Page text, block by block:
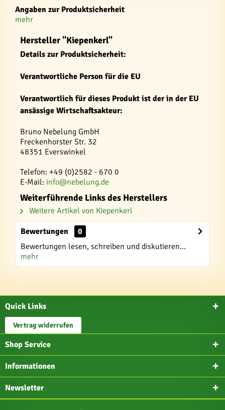
Angaben zur Produktsicherheit
mehr
Hersteller "Kiepenkerl"
Details zur Produktsicherheit:
Verantwortliche Person für die EU
Verantwortlich für dieses Produkt ist der in der EU
ansässige Wirtschaftsakteur:
Bruno Nebelung GmbH
Freckenhorster Str. 32
48351 Everswinkel
Telefon: +49 (0)2582 - 670 0
E-Mail: info@nebelung.de
Weiterführende Links des Herstellers
Weitere Artikel von Kiepenkerl
Bewertungen
0
Bewertungen lesen, schreiben und diskutieren...
mehr
Quick Links
Vertrag widerrufen
Shop Service
Informationen
Newsletter